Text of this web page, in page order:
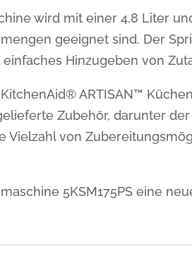
wird mit einer 4,8 Liter
geeignet sind. Der
Hinzugeben von
ARTISAN™
Zubehör, darunter
von
5KSM175PS eine